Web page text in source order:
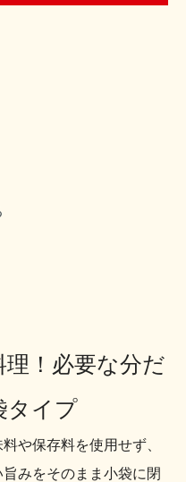
！必要な分だ
タイプ
や保存料を使用せず、
みをそのまま小袋に閉